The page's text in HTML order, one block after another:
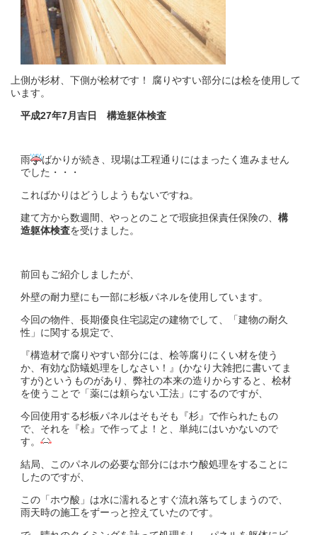
上側が杉材、下側が桧材です！ 腐りやすい部分には桧を使用して
います。
平成27年7月吉日 構造躯体検査
雨
ばかりが続き、現場は工程通りにはまったく進みません
でした・・・
こればかりはどうしようもないですね。
建て方から数週間、やっとのことで瑕疵担保責任保険の、 構
造躯体検査を受けました。
前回もご紹介しましたが、
外壁の耐力壁にも一部に杉板パネルを使用しています。
今回の物件、長期優良住宅認定の建物でして、「建物の耐久
性」に関する規定で、
『構造材で腐りやすい部分には、桧等腐りにくい材を使う
か、有効な防蟻処理をしなさい！』(かなり大雑把に書いてま
すが)というものがあり、弊社の本来の造りからすると、桧材
を使うことで「薬には頼らない工法」にするのですが、
今回使用する杉板パネルはそもそも『杉』で作られたもの
で、それを『桧』で作ってよ！と、単純にはいかないので
す。
結局、このパネルの必要な部分にはホウ酸処理をすることに
したのですが、
この「ホウ酸」は水に濡れるとすぐ流れ落ちてしまうので、
雨天時の施工をずーっと控えていたのです。